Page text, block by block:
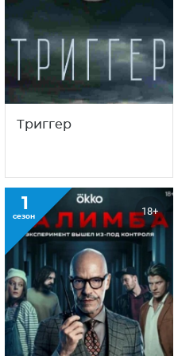
Триггер
1
сезон 18+